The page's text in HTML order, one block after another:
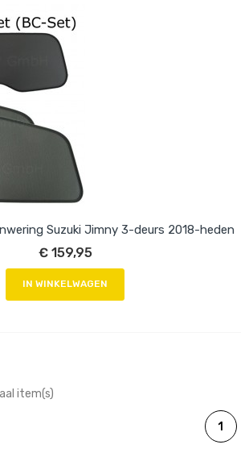
Suzuki Jimny 3-deurs 2018-heden
€ 159,95
IN WINKELWAGEN
item(s)
1